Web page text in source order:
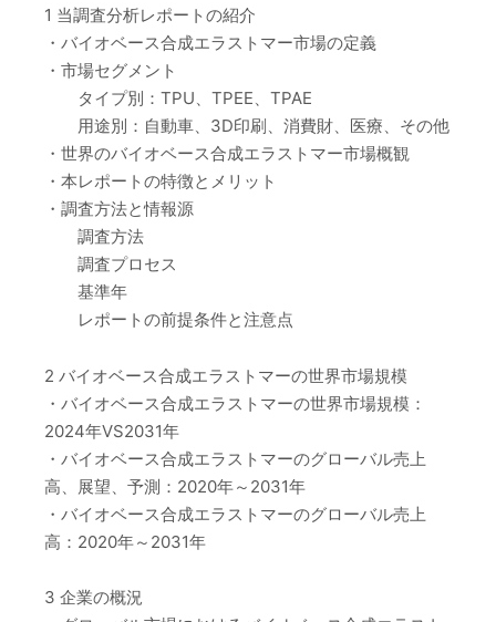
1 当調査分析レポートの紹介
・バイオベース合成エラストマー市場の定義
・市場セグメント
タイプ別：TPU、TPEE、TPAE
用途別：自動車、3D印刷、消費財、医療、その他
・世界のバイオベース合成エラストマー市場概観
・本レポートの特徴とメリット
・調査方法と情報源
調査方法
調査プロセス
基準年
レポートの前提条件と注意点
2 バイオベース合成エラストマーの世界市場規模
・バイオベース合成エラストマーの世界市場規模：
2024年VS2031年
・バイオベース合成エラストマーのグローバル売上
高、展望、予測：2020年～2031年
・バイオベース合成エラストマーのグローバル売上
高：2020年～2031年
3 企業の概況